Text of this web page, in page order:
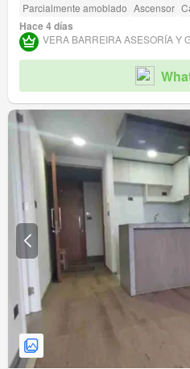
Parcialmente amoblado Ascensor
Hace 4 días
VERA BARREIRA ASESORÍA Y